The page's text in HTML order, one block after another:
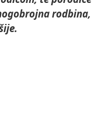
rodbina,